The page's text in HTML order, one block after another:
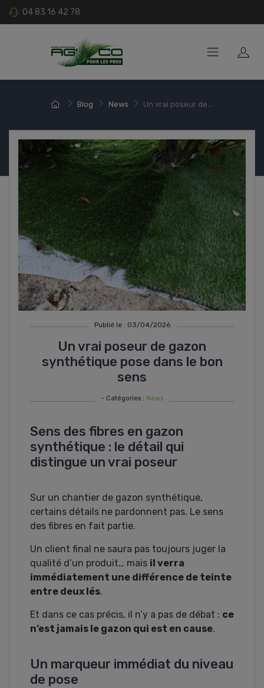
04 83 16 42 78
Blog News Un vrai poseur de...
Publié le : 03/04/2026
Un vrai poseur de gazon
synthétique pose dans le bon
sens
- Catégories : News
Sens des fibres en gazon
synthétique : le détail qui
distingue un vrai poseur
Sur un chantier de gazon synthétique,
certains détails ne pardonnent pas. Le sens
des fibres en fait partie.
Un client final ne saura pas toujours juger la
qualité d’un produit… mais il verra
immédiatement une différence de teinte
entre deux lés.
Et dans ce cas précis, il n’y a pas de débat : ce
n’est jamais le gazon qui est en cause.
Un marqueur immédiat du niveau
de pose